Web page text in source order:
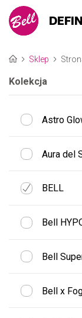
Sklep
Kolekcja
Astro
Aura del
BELL
Bell
Bell
Bell x